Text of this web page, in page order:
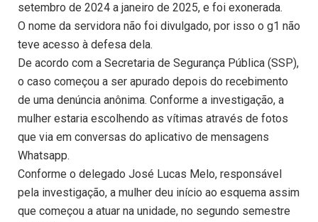
setembro de 2024 a janeiro de 2025, e foi exonerada.
O nome da servidora não foi divulgado, por isso o g1 não
teve acesso à defesa dela.
De acordo com a Secretaria de Segurança Pública (SSP),
o caso começou a ser apurado depois do recebimento
de uma denúncia anônima. Conforme a investigação, a
mulher estaria escolhendo as vítimas através de fotos
que via em conversas do aplicativo de mensagens
Whatsapp.
Conforme o delegado José Lucas Melo, responsável
pela investigação, a mulher deu início ao esquema assim
que começou a atuar na unidade, no segundo semestre